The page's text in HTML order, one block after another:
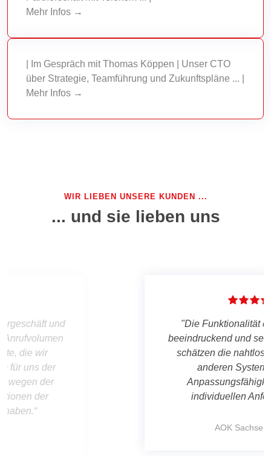
Mehr Infos →
| Im Gespräch mit Thomas Köppen | Unser CTO
über Strategie, Teamführung und Zukunftspläne ... |
Mehr Infos →
WIR LIEBEN UNSERE KUNDEN ...
... und sie lieben uns
"Die Funktionalität der Software ist
beeindruckend und sehr umfassend. Wir
schätzen die nahtlose Integration mit
Anpassungsfähigkeit für unsere
individuellen Anforderungen."